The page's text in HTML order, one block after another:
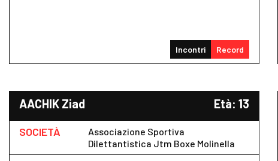
Incontri Record
AACHIK Ziad Età: 13
SOCIETÀ
Associazione Sportiva
Dilettantistica Jtm Boxe Molinella